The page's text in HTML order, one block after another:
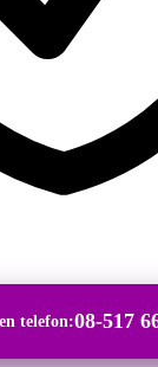
telefon:08-517